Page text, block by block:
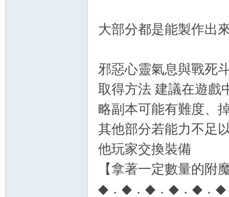
大部分都是能製作出
邪惡心靈氣息與戰死
取得方法 建議在遊戲
略副本可能有難度、
其他部分若能力不足
他玩家交換裝備
【拿著一定數量的附
◆．◆．◆．◆．◆．